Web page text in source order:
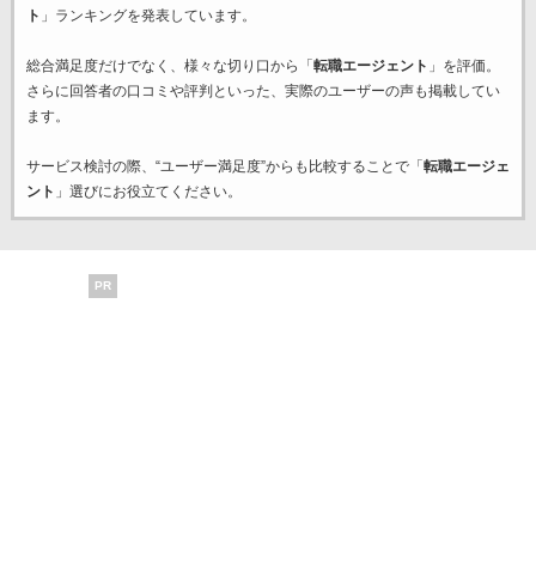
ト 」ランキングを発表しています。
総合満足度だけでなく、様々な切り口から「 転職エージェント 」を評価。
さらに回答者の口コミや評判といった、実際のユーザーの声も掲載してい
ます。
サービス検討の際、“ユーザー満足度”からも比較することで「 転職エージェ
ント 」選びにお役立てください。
PR